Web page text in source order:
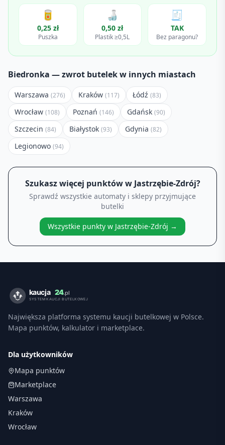
🥫
0,25 zł
Puszka
🍶
0,50 zł
Plastik ≥0,5L
🧾
TAK
Bez paragonu?
Biedronka — zwrot butelek w innych miastach
Warszawa (276) Kraków (117) Łódź (83)
Wrocław (108) Poznań (146) Gdańsk (90)
Szczecin (84) Białystok (93) Gdynia (82)
Legionowo (94)
Szukasz więcej punktów w Jastrzębie-Zdrój?
Sprawdź wszystkie automaty i sklepy przyjmujące
butelki
Wszystkie punkty w Jastrzębie-Zdrój →
Największa platforma systemu kaucji butelkowej w Polsce.
Mapa punktów, kalkulator i marketplace.
Dla użytkowników
Mapa punktów
Marketplace
Warszawa
Kraków
Wrocław